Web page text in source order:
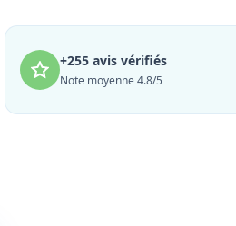
+255 avis vérifiés
Note moyenne 4.8/5